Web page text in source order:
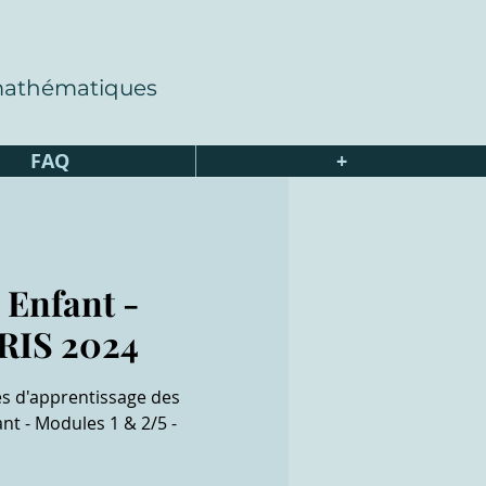
FAQ +
Enfant -
2024
d'apprentissage des
- Modules 1 & 2/5 -